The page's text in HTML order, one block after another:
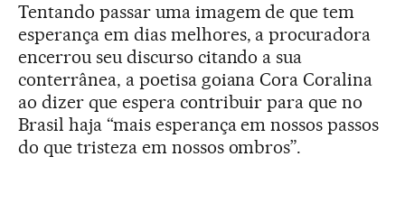
Tentando passar uma imagem de que tem
esperança em dias melhores, a procuradora
encerrou seu discurso citando a sua
conterrânea, a poetisa goiana Cora Coralina
ao dizer que espera contribuir para que no
Brasil haja “mais esperança em nossos passos
do que tristeza em nossos ombros”.